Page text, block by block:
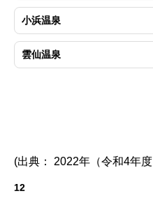
小浜温泉
雲仙温泉
(出典： 2022年（令和4年
12